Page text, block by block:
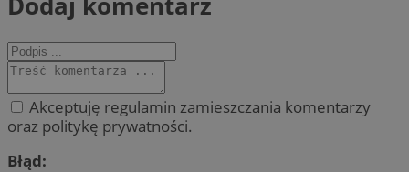
Akceptuję regulamin zamieszczania komentarzy
oraz politykę prywatności.
Błąd: